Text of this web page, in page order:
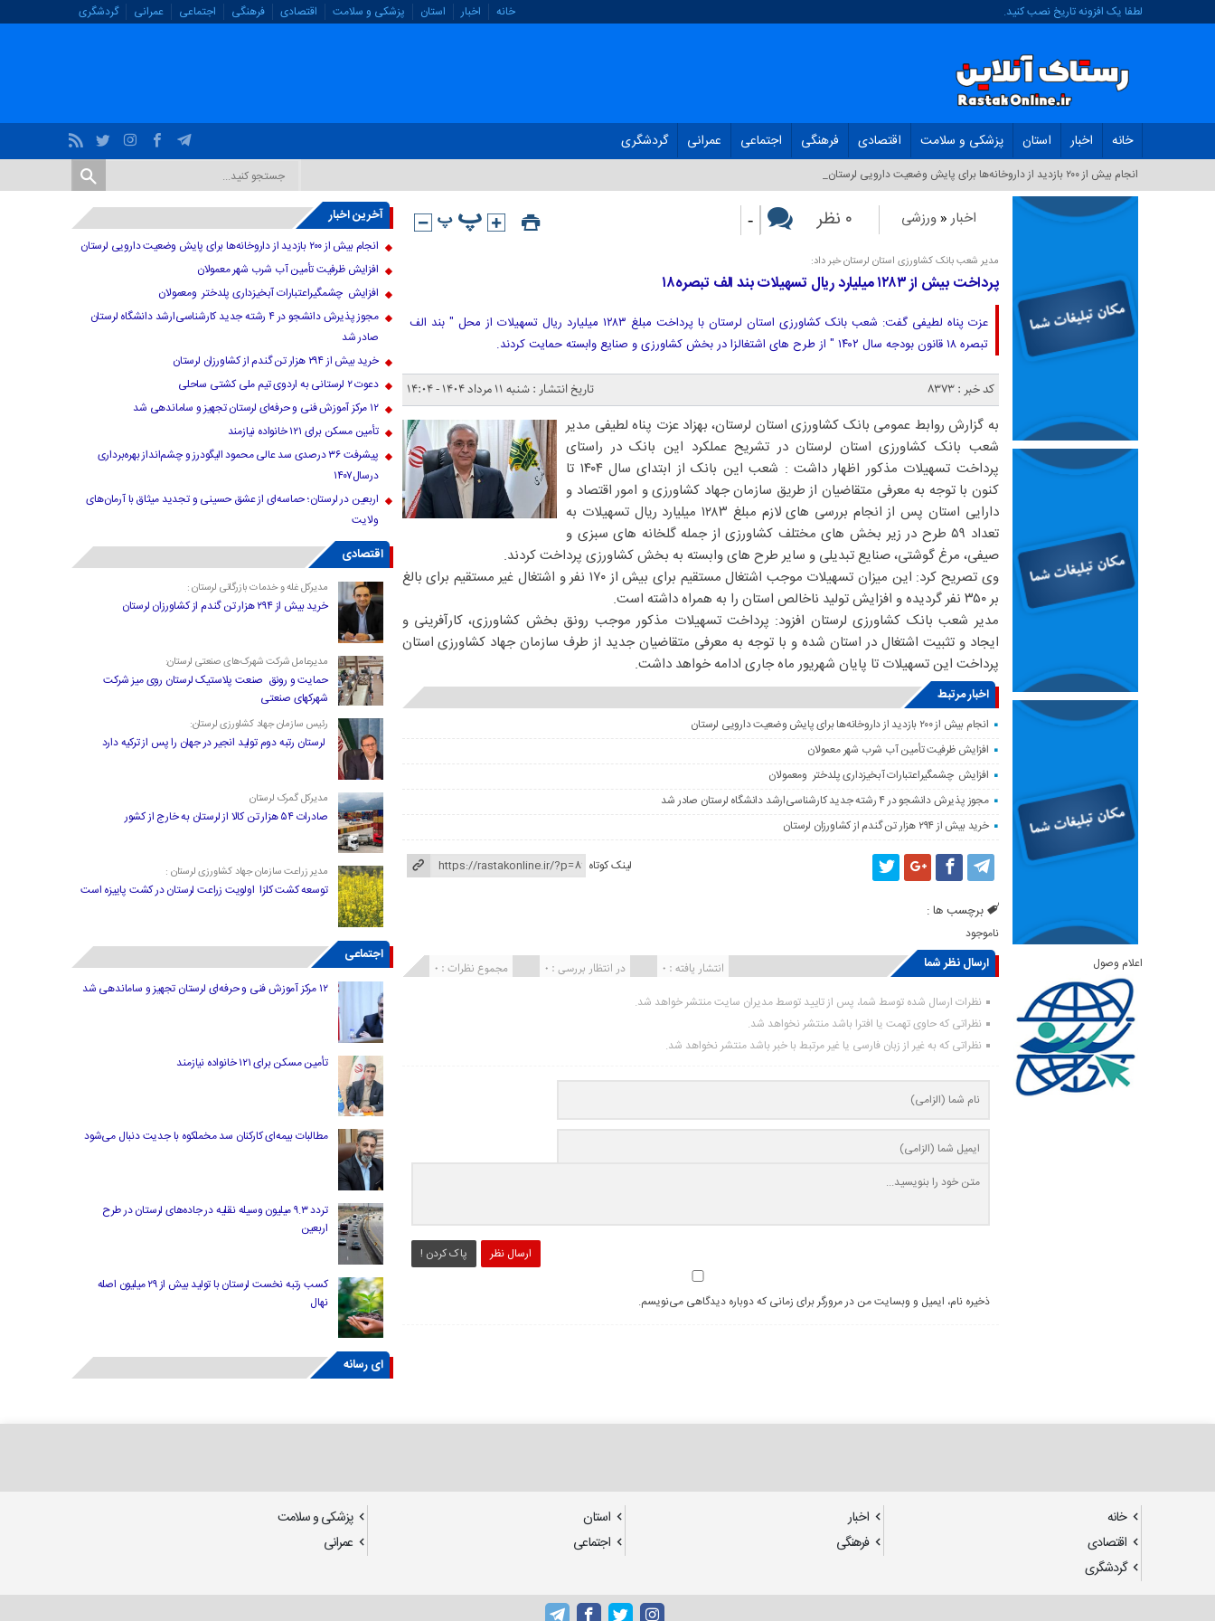
لطفا یک افزونه تاریخ نصب کنید. خانه اخبار استان پزشکی و سلامت اقتصادی فرهنگی اجتماعی عمرانی گردشگری
خانه اخبار استان پزشکی و سلامت اقتصادی فرهنگی اجتماعی عمرانی گردشگری
انجام بیش از ۲۰۰ بازدید از داروخانه‌ها برای پایش وضعیت دارویی لرستان_
اخبار «ورزشی ۰ نظر -
مدیر شعب بانک کشاورزی استان لرستان خبر داد:
پرداخت بیش از ۱۲۸۳ میلیارد ریال تسهیلات بند الف تبصره۱۸
عزت پناه لطیفی گفت: شعب بانک کشاورزی استان لرستان با پرداخت مبلغ ۱۲۸۳ میلیارد ریال تسهیلات از محل " بند الف
تبصره ۱۸ قانون بودجه سال ۱۴۰۲ " از طرح های اشتغالزا در بخش کشاورزی و صنایع وابسته حمایت کردند.
کد خبر : 8373 تاریخ انتشار : شنبه ۱۱ مرداد ۱۴۰۴ - ۱۴:۰۴
به گزارش روابط عمومی بانک کشاورزی استان لرستان، بهزاد عزت پناه لطیفی مدیر
شعب بانک کشاورزی استان لرستان در تشریح عملکرد این بانک در راستای
پرداخت تسهیلات مذکور اظهار داشت : شعب این بانک از ابتدای سال ۱۴۰۴ تا
کنون با توجه به معرفی متقاضیان از طریق سازمان جهاد کشاورزی و امور اقتصاد و
دارایی استان پس از انجام بررسی های لازم مبلغ ۱۲۸۳ میلیارد ریال تسهیلات به
تعداد ۵۹ طرح در زیر بخش های مختلف کشاورزی از جمله گلخانه های سبزی و
صیفی، مرغ گوشتی، صنایع تبدیلی و سایر طرح های وابسته به بخش کشاورزی پرداخت کردند.
وی تصریح کرد: این میزان تسهیلات موجب اشتغال مستقیم برای بیش از ۱۷۰ نفر و اشتغال غیر مستقیم برای بالغ
بر ۳۵۰ نفر گردیده و افزایش تولید ناخالص استان را به همراه داشته است.
مدیر شعب بانک کشاورزی لرستان افزود: پرداخت تسهیلات مذکور موجب رونق بخش کشاورزی، کارآفرینی و
ایجاد و تثبیت اشتغال در استان شده و با توجه به معرفی متقاضیان جدید از طرف سازمان جهاد کشاورزی استان
پرداخت این تسهیلات تا پایان شهریور ماه جاری ادامه خواهد داشت.
اخبار مرتبط
انجام بیش از ۲۰۰ بازدید از داروخانه‌ها برای پایش وضعیت دارویی لرستان
افزایش ظرفیت تأمین آب شرب شهر معمولان
افزایش چشمگیراعتبارات آبخیزداری پلدختر ومعمولان
مجوز پذیرش دانشجو در ۴ رشته جدید کارشناسی‌ارشد دانشگاه لرستان صادر شد
خرید بیش از ۲۹۴ هزار تن گندم از کشاورزان لرستان
لینک کوتاه
برچسب ها :
ناموجود
ارسال نظر شما مجموع نظرات : 0 در انتظار بررسی : 0 انتشار یافته : ۰
نظرات ارسال شده توسط شما، پس از تایید توسط مدیران سایت منتشر خواهد شد.
نظراتی که حاوی تهمت یا افترا باشد منتشر نخواهد شد.
نظراتی که به غیر از زبان فارسی یا غیر مرتبط با خبر باشد منتشر نخواهد شد.
ارسال نظر پاک کردن !
ذخیره نام، ایمیل و وبسایت من در مرورگر برای زمانی که دوباره دیدگاهی می‌نویسم.
اعلام وصول
آخرین اخبار
انجام بیش از ۲۰۰ بازدید از داروخانه‌ها برای پایش وضعیت دارویی لرستان
افزایش ظرفیت تأمین آب شرب شهر معمولان
افزایش چشمگیراعتبارات آبخیزداری پلدختر ومعمولان
مجوز پذیرش دانشجو در ۴ رشته جدید کارشناسی‌ارشد دانشگاه لرستان
صادر شد
خرید بیش از ۲۹۴ هزار تن گندم از کشاورزان لرستان
دعوت ۲ لرستانی به اردوی تیم ملی کشتی ساحلی
۱۲ مرکز آموزش فنی و حرفه‌ای لرستان تجهیز و ساماندهی شد
تأمین مسکن برای ۱۲۱ خانواده نیازمند
پیشرفت ۳۶ درصدی سد عالی محمود الیگودرز و چشم‌انداز بهره‌برداری
درسال۱۴۰۷
اربعین در لرستان؛ حماسه‌ای از عشق حسینی و تجدید میثاق با آرمان‌های
ولایت
اقتصادی
مدیرکل غله و خدمات بازرگانی لرستان :
خرید بیش از ۲۹۴ هزار تن گندم از کشاورزان لرستان
مدیرعامل شرکت شهرک‌های صنعتی لرستان:
حمایت و رونق صنعت پلاستیک لرستان روی میز شرکت
شهرکهای صنعتی
رئیس سازمان جهاد کشاورزی لرستان:
لرستان رتبه دوم تولید انجیر در جهان را پس از ترکیه دارد
مدیرکل گمرک لرستان
صادرات ۵۴ هزار تن کالا از لرستان به خارج از کشور
مدیر زراعت سازمان جهاد کشاورزی لرستان :
توسعه کشت کلزا اولویت زراعت لرستان در کشت پاییزه است
اجتماعی
۱۲ مرکز آموزش فنی و حرفه‌ای لرستان تجهیز و ساماندهی شد
تأمین مسکن برای ۱۲۱ خانواده نیازمند
مطالبات بیمه‌ای کارکنان سد مخملکوه با جدیت دنبال می‌شود
تردد ۹.۳ میلیون وسیله نقلیه در جاده‌های لرستان در طرح
اربعین
کسب رتبه نخست لرستان با تولید بیش از ۲۹ میلیون اصله
نهال
ای رسانه
خانه اخبار استان
پزشکی و سلامت
اقتصادی
فرهنگی اجتماعی
عمرانی
گردشگری